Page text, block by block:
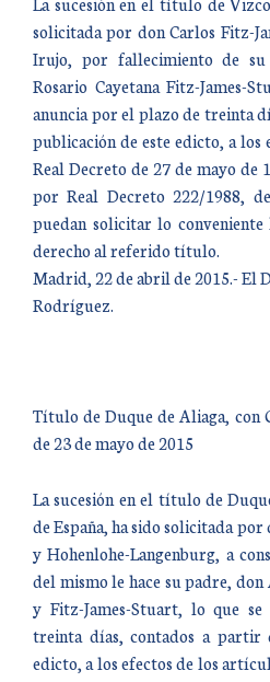
solicitada por don Carlos Fitz-
Irujo, por fallecimiento de
Rosario Cayetana Fitz-James-
anuncia por el plazo de treinta
publicación de este edicto, a
Real Decreto de 27 de mayo de
por Real Decreto 222/1988,
puedan solicitar lo conveniente
derecho al referido título.
Madrid, 22 de abril de 2015.- El
Rodríguez.
Título de Duque de Aliaga, con
de 23 de mayo de 2015
La sucesión en el título de
de España, ha sido solicitada
y Hohenlohe-Langenburg, a
del mismo le hace su padre,
y Fitz-James-Stuart, lo que
treinta días, contados a partir
edicto, a los efectos de los